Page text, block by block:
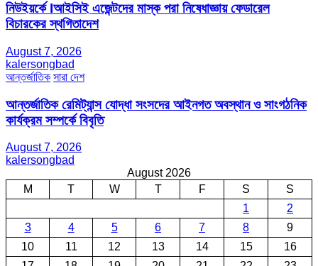
নিউইয়র্কে Iআইসিই এজেন্টদের মাস্ক পরা নিষেধাজ্ঞায় ফেডারেল
বিচারকের স্থগিতাদেশ
August 7, 2026
kalersongbad
আন্তর্জাতিক সারা দেশ
আন্তর্জাতিক রেমিট্যান্স যোদ্ধা সংসদের আইনগত অবস্থান ও সাংগঠনিক
কার্যক্রম সম্পর্কে বিবৃতি
August 7, 2026
kalersongbad
August 2026
M
T W T F S
S
1
2
3
4 5 6 7 8
9
10
11 12 13 14 15
16